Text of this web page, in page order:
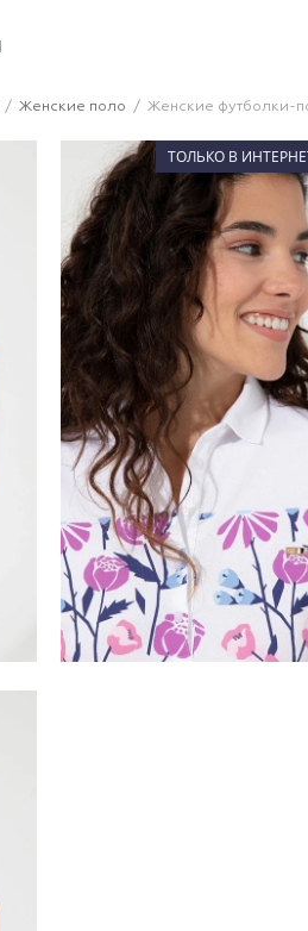
Женские поло Женские футболки-
ТОЛЬКО В